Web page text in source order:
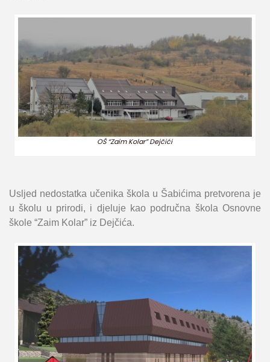
OŠ “Zaim Kolar” Dejčići
Usljed nedostatka učenika škola u Šabićima pretvorena je
u školu u prirodi, i djeluje kao područna škola Osnovne
škole “Zaim Kolar” iz Dejčića.